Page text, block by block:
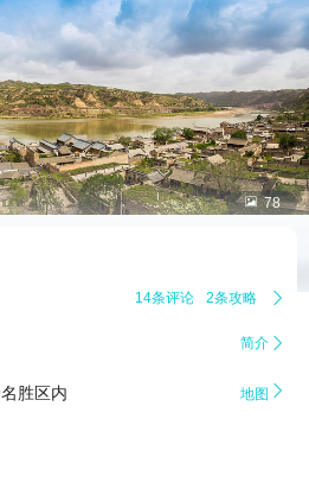
 78
14条评论 2条攻略 
简介 
胜区内 地图 